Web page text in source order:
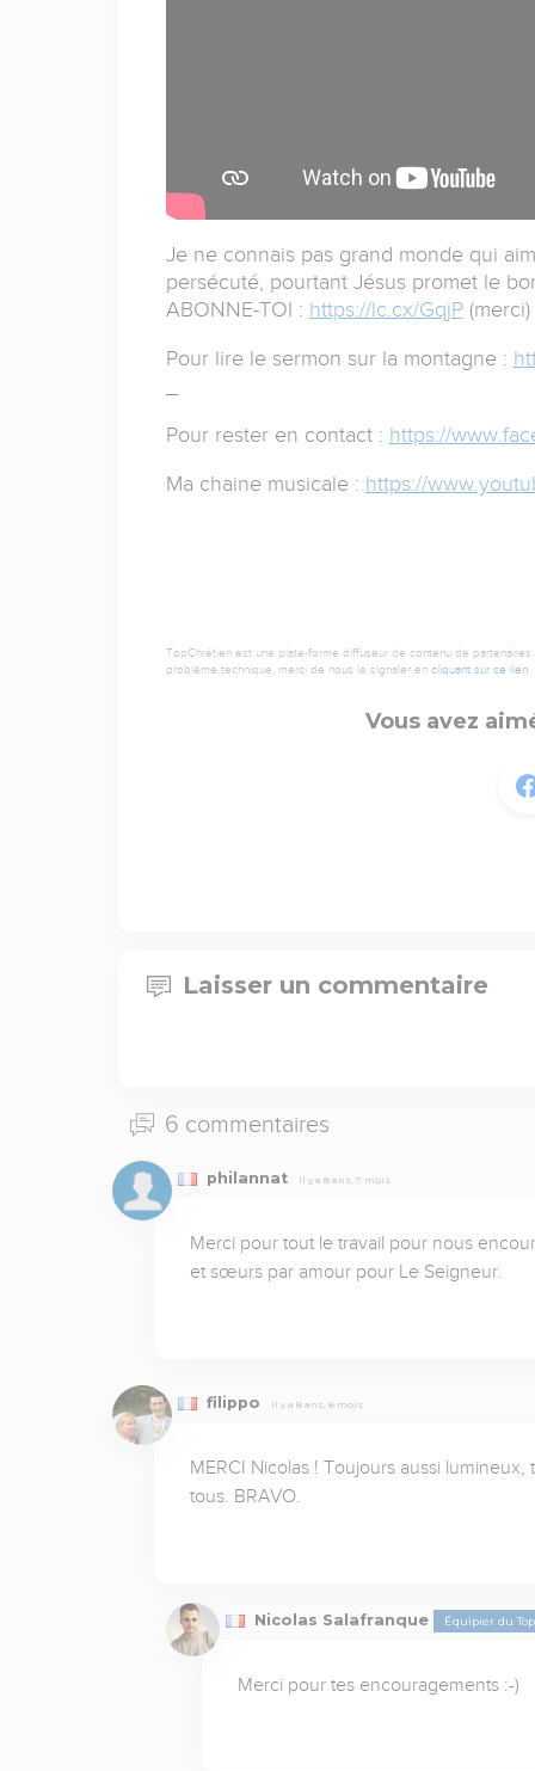
Je ne connais pas grand monde qui
persécuté, pourtant Jésus promet le
ABONNE-TOI : https://lc.cx/GqjP(merci)
Pour lire le sermon sur la montagne :
Pour rester en contact : https://
Ma chaine musicale : https://
TopChrétien est une plate-forme diffuseur de contenu de
problème technique, merci de nous le signaler en cliquant sur ce lien.
Vous avez
Laisser un commentaire
6 commentaires
philannat Il y a 8 ans, 7 mois
Merci pour tout le travail pour nous
et sœurs par amour pour Le Seigneur.
filippo Il y a 8 ans, 8 mois
MERCI Nicolas ! Toujours aussi
tous. BRAVO.
Nicolas Salafranque Équipier du Top
Merci pour tes encouragements :-)